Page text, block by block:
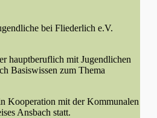
bei Fliederlich e.V.
hauptberuflich mit Jugendlichen
Basiswissen zum Thema
Kooperation mit der Kommunalen
Ansbach statt.